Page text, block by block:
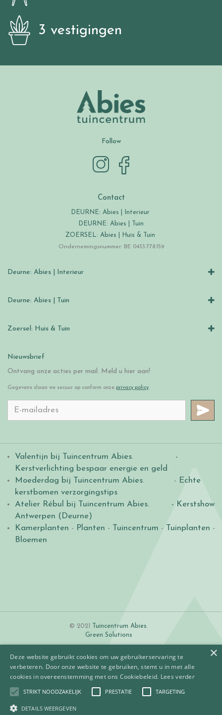
3 vestigingen
Follow
Contact
DEURNE: Abies | Interieur
DEURNE: Abies | Tuin
ZOERSEL: Abies | Huis & Tuin
Ondernemingsnummer: BE 0433.778.159
Deurne: Abies | Interieur
Deurne: Abies | Tuin
Zoersel: Huis & Tuin
Nieuwsbrief
Ontvang onze acties per mail. Meld u hier aan!
Gegevens slaan we secuur op conform onze privacy policy.
Valentijn bij Tuincentrum Abies.
-
Kerstverlichting bespaar energie en geld
Moederdag bij Tuincentrum Abies. - Echte
kerstbomen verzorgingstips
Atelier Rébul bij Tuincentrum Abies.
- Kerstshow
Antwerpen (Deurne)
Kamerplanten - Planten - Tuincentrum - Tuinplanten -
Bloemen
© 2021 Tuincentrum Abies.
Green Solutions
Algemene voorwaarden
×
Deze website gebruikt cookies om uw gebruikerservaring te
verbeteren. Door onze website te gebruiken, stemt u in met alle
cookies in overeenstemming met ons Cookiebeleid. Lees verder
STRIKT NOODZAKELIJK PRESTATIE TARGETING
DETAILS WEERGEVEN